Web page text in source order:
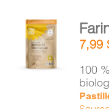
AJOUTER
AU
PANIER
7,99
100